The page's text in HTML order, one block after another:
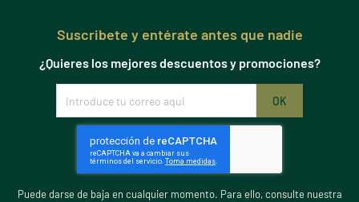
Suscribete y entérate antes que nadie
¿Quieres los mejores descuentos y promociones?
Puede darse de baja en cualquier momento. Para ello, consulte nuestra